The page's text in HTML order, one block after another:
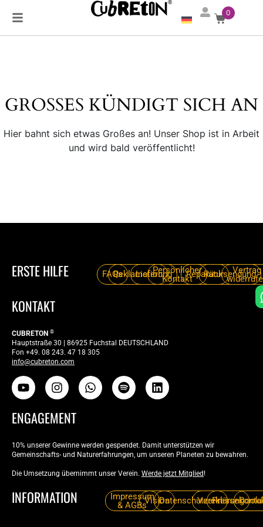
0
GROSSES KÜNDIGT SICH AN
Hier bahnt sich etwas Großes an! Unser Shop ist in Arbeit
und wird bald veröffentlicht!
ERSTE HILFE FAQsReklamation
LieferungPersönlicher
KontaktReparaturRücksendung
Vertrag
KONTAKT
CUBRETON ®
Hauptstraße 30 | 86925 Fuchstal DEUTSCHLAND
Fon +49. 08 243. 47 18 305
info@cubreton.com
ENGAGEMENT
10% unserer Gewinne werden gespendet. Damit unterstützen wir
Gemeinschafts- und Naturerfahrungen, um unseren Planeten zu bewahren.
Die Umsetzung übernimmt unser Verein. Werde jetzt Mitglied !
INFORMATION
Impressum
& AGBsVisionDatenschutzerklärung
Verein
×